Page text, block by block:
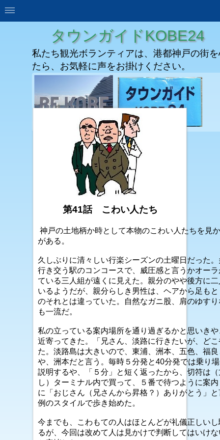
タウンガイドKOBE24
私たち観光ボランティアは、港都神戸の街
たら、お気軽に声をお掛けください。
第41話 こわい人たち
神戸の土地柄か時として本物のこわい人たちを見
がある。
久しぶりに清々しい行楽シーズンの土曜日だった
行き交う駅のコンコースで、威圧感と言うかオー
ている三人組が遠くに見えた。親分のやや後方に
いるようだが、親分らしき男性は、ヘアから足も
のそれとは違っていた。自然なガニ股、肩のゆす
も一流だ。
私の立っている案内場所を通り過ぎるかと思いき
近寄ってきた。「兄さん、淡路に行きたいが、ど
た。淡路島は大きいので、東浦、洲本、五色、福
や、洲本だと言う。毎時５分発と40分発では乗り
説明するや、「５分」と短く返ったから、切符は
し）ターミナル内で買って、５番で待つように案
に「おじさん（兄さんから昇格？）ありがとう」
例のスタイルで歩き始めた。
今までも、こわもての人はほとんどが礼儀正しい
るが、今回は改めて人は見かけで判断してはいけ